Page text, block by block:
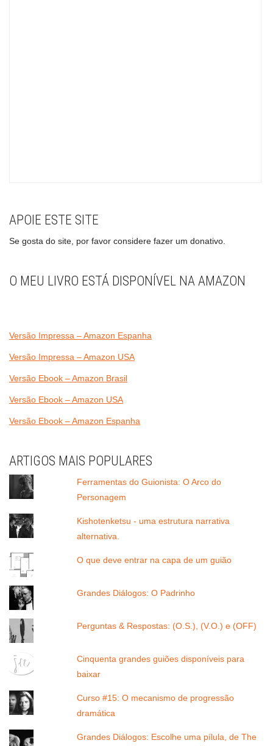
APOIE ESTE SITE
Se gosta do site, por favor considere fazer um donativo.
O MEU LIVRO ESTÁ DISPONÍVEL NA AMAZON
Versão Impressa – Amazon Espanha
Versão Impressa – Amazon USA
Versão Ebook – Amazon Brasil
Versão Ebook – Amazon USA
Versão Ebook – Amazon Espanha
ARTIGOS MAIS POPULARES
Ferramentas do Guionista: O Arco do
Personagem
Kishotenketsu - uma estrutura narrativa
alternativa.
O que deve entrar na capa de um guião
Grandes Diálogos: O Padrinho
Perguntas & Respostas: (O.S.), (V.O.) e (OFF)
Cinquenta grandes guiões disponíveis para
baixar
Curso #15: O mecanismo de progressão
dramática
Grandes Diálogos: Escolhe uma pílula, de The